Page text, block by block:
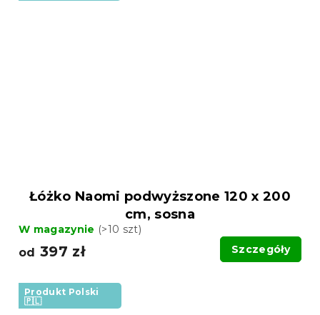
Łóżko Naomi podwyższone 120 x 200
cm, sosna
W magazynie (>10 szt)
od 397 zł Szczegóły
Produkt Polski
🇵🇱